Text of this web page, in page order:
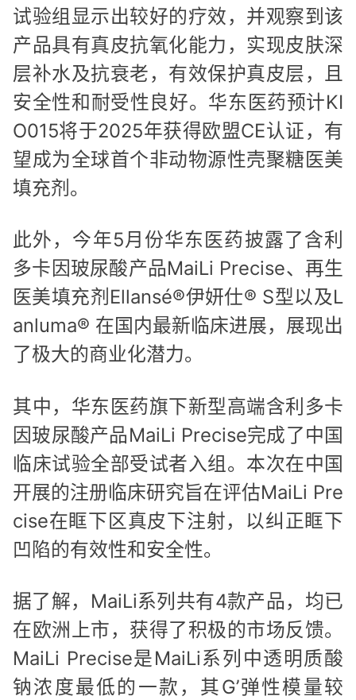
试验组显示出较好的疗效，并观察到该
产品具有真皮抗氧化能力，实现皮肤深
层补水及抗衰老，有效保护真皮层，且
安全性和耐受性良好。华东医药预计KI
O015将于2025年获得欧盟CE认证，有
望成为全球首个非动物源性壳聚糖医美
填充剂。
此外，今年5月份华东医药披露了含利
多卡因玻尿酸产品MaiLi Precise、再生
医美填充剂Ellansé®伊妍仕® S型以及L
anluma® 在国内最新临床进展，展现出
了极大的商业化潜力。
其中，华东医药旗下新型高端含利多卡
因玻尿酸产品MaiLi Precise完成了中国
临床试验全部受试者入组。本次在中国
开展的注册临床研究旨在评估MaiLi Pre
cise在眶下区真皮下注射，以纠正眶下
凹陷的有效性和安全性。
据了解，MaiLi系列共有4款产品，均已
在欧洲上市，获得了积极的市场反馈。
MaiLi Precise是MaiLi系列中透明质酸
钠浓度最低的一款，其G’弹性模量较